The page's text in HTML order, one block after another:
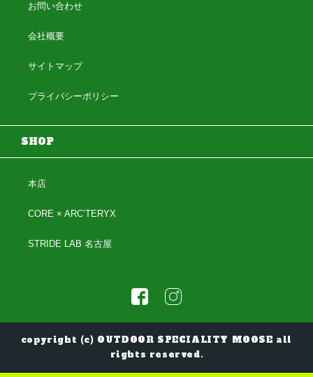
お問い合わせ
会社概要
サイトマップ
プライバシーポリシー
SHOP
本店
CORE × ARC’TERYX
STRIDE LAB 名古屋
copyright (c) OUTDOOR SPECIALITY MOOSE all
rights reserved.